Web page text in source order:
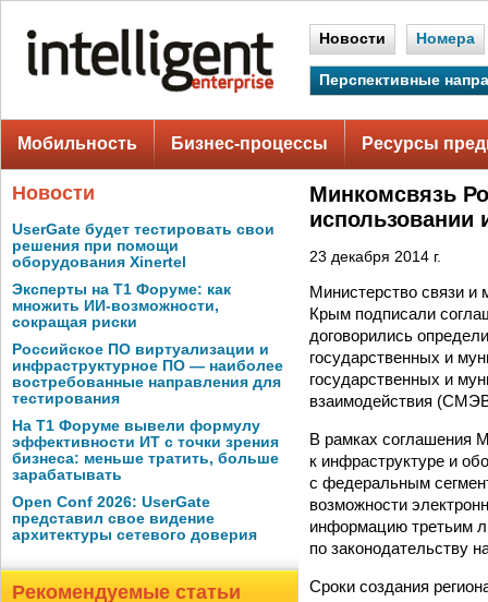
Новости Номера
Перспективные
Мобильность Бизнес-процессы Ресурсы
Новости
UserGate будет тестировать свои
решения при помощи
оборудования Xinertel
Эксперты на Т1 Форуме: как
множить ИИ-возможности,
сокращая риски
Российское ПО виртуализации и
инфраструктурное ПО — наиболее
востребованные направления для
тестирования
На Т1 Форуме вывели формулу
эффективности ИТ с точки зрения
бизнеса: меньше тратить, больше
зарабатывать
Open Conf 2026: UserGate
представил свое видение
архитектуры сетевого доверия
Рекомендуемые статьи
Минкомсвязь
использовании
23 декабря 2014 г.
Министерство связи и
Крым подписали
договорились
государственных и
государственных и
взаимодействия
В рамках соглашения
к инфраструктуре и
с федеральным
возможности
информацию третьим
по законодательству
Сроки создания